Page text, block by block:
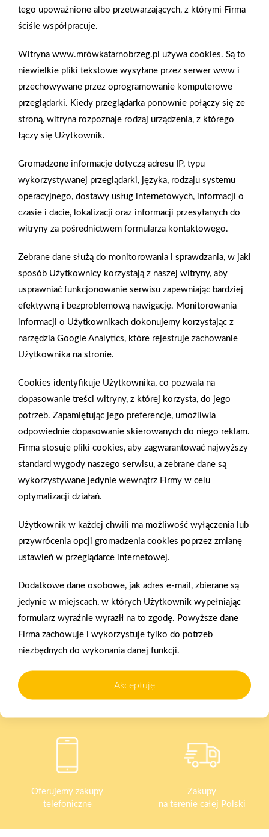
drewno, kamień lub cegłę.
2026-01-15
Grupa PSB Handel S.A.
gra z WOŚP. Powstała
firmowa eSkarbonka na
rzecz gastroenterologii
2026-01-12
Zacisze S.A. dołącza do
Grupy PSB. Sieć kończy
rok strategicznym
otwarciem po
Otwarcie sklepu PSB
Mrówka w Wyrzysku
Gwarancja jakości
Zakupy w systemie
Oferujemy zakupy
telefoniczne
Zakupy
na terenie całej Polski
tego upoważnione albo przetwarzających, z którymi Firma
ściśle współpracuje.
Witryna www.mrówkatarnobrzeg.pl używa cookies. Są to
niewielkie pliki tekstowe wysyłane przez serwer www i
przechowywane przez oprogramowanie komputerowe
przeglądarki. Kiedy przeglądarka ponownie połączy się ze
stroną, witryna rozpoznaje rodzaj urządzenia, z którego
łączy się Użytkownik.
Gromadzone informacje dotyczą adresu IP, typu
wykorzystywanej przeglądarki, języka, rodzaju systemu
operacyjnego, dostawy usług internetowych, informacji o
czasie i dacie, lokalizacji oraz informacji przesyłanych do
witryny za pośrednictwem formularza kontaktowego.
Zebrane dane służą do monitorowania i sprawdzania, w jaki
sposób Użytkownicy korzystają z naszej witryny, aby
usprawniać funkcjonowanie serwisu zapewniając bardziej
efektywną i bezproblemową nawigację. Monitorowania
informacji o Użytkownikach dokonujemy korzystając z
narzędzia Google Analytics, które rejestruje zachowanie
Użytkownika na stronie.
Cookies identyfikuje Użytkownika, co pozwala na
dopasowanie treści witryny, z której korzysta, do jego
potrzeb. Zapamiętując jego preferencje, umożliwia
odpowiednie dopasowanie skierowanych do niego reklam.
Firma stosuje pliki cookies, aby zagwarantować najwyższy
standard wygody naszego serwisu, a zebrane dane są
wykorzystywane jedynie wewnątrz Firmy w celu
optymalizacji działań.
Użytkownik w każdej chwili ma możliwość wyłączenia lub
przywrócenia opcji gromadzenia cookies poprzez zmianę
ustawień w przeglądarce internetowej.
Dodatkowe dane osobowe, jak adres e-mail, zbierane są
jedynie w miejscach, w których Użytkownik wypełniając
formularz wyraźnie wyraził na to zgodę. Powyższe dane
Firma zachowuje i wykorzystuje tylko do potrzeb
niezbędnych do wykonania danej funkcji.
Akceptuję